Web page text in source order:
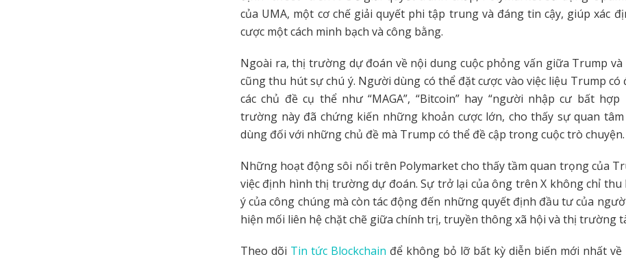
của UMA, một cơ chế giải quyết phi tập trung và đáng tin cậy, giúp xác
cược một cách minh bạch và công bằng.
Ngoài ra, thị trường dự đoán về nội dung cuộc phỏng vấn giữa Trump và
cũng thu hút sự chú ý. Người dùng có thể đặt cược vào việc liệu Trump có
các chủ đề cụ thể như “MAGA”, “Bitcoin” hay “người nhập cư bất hợp
trường này đã chứng kiến những khoản cược lớn, cho thấy sự quan
dùng đối với những chủ đề mà Trump có thể đề cập trong cuộc trò chuyện.
Những hoạt động sôi nổi trên Polymarket cho thấy tầm quan trọng của
việc định hình thị trường dự đoán. Sự trở lại của ông trên X không chỉ thu
ý của công chúng mà còn tác động đến những quyết định đầu tư của
hiện mối liên hệ chặt chẽ giữa chính trị, truyền thông xã hội và thị trường
Theo dõi Tin tức Blockchain để không bỏ lỡ bất kỳ diễn biến mới nhất về